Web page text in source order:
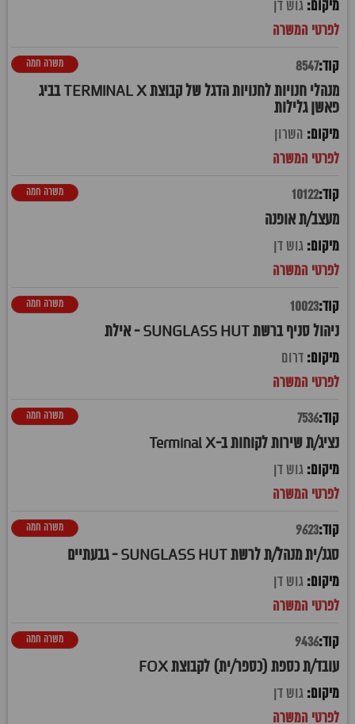
גוש דן
8547
מנהלי חנויות לחנויות הדגל של קבוצת TERMINAL X בביג
פאשן גלילות
משרה חמה
השרון
10122
מעצב/ת אופנה
משרה חמה
גוש דן
10023
ניהול סניף ברשת SUNGLASS HUT - אילת
משרה חמה
דרום
7536
נציג/ת שירות לקוחות ב-Terminal X
משרה חמה
גוש דן
9623
סגנ/ית מנהל/ת לרשת SUNGLASS HUT - גבעתיים
משרה חמה
גוש דן
9436
עובד/ת כספת (כספר/ית) לקבוצת FOX
משרה חמה
גוש דן